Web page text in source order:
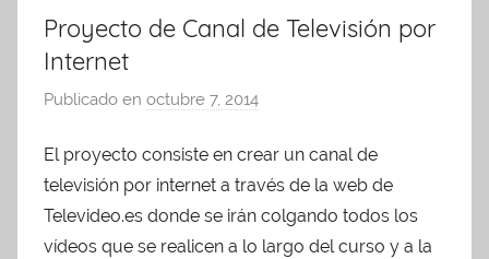
Proyecto de Canal de Televisión por
Internet
Publicado en octubre 7, 2014
r
A
d
m
El proyecto consiste en crear un canal de
televisión por internet a través de la web de
Televideo.es donde se irán colgando todos los
vídeos que se realicen a lo largo del curso y a la